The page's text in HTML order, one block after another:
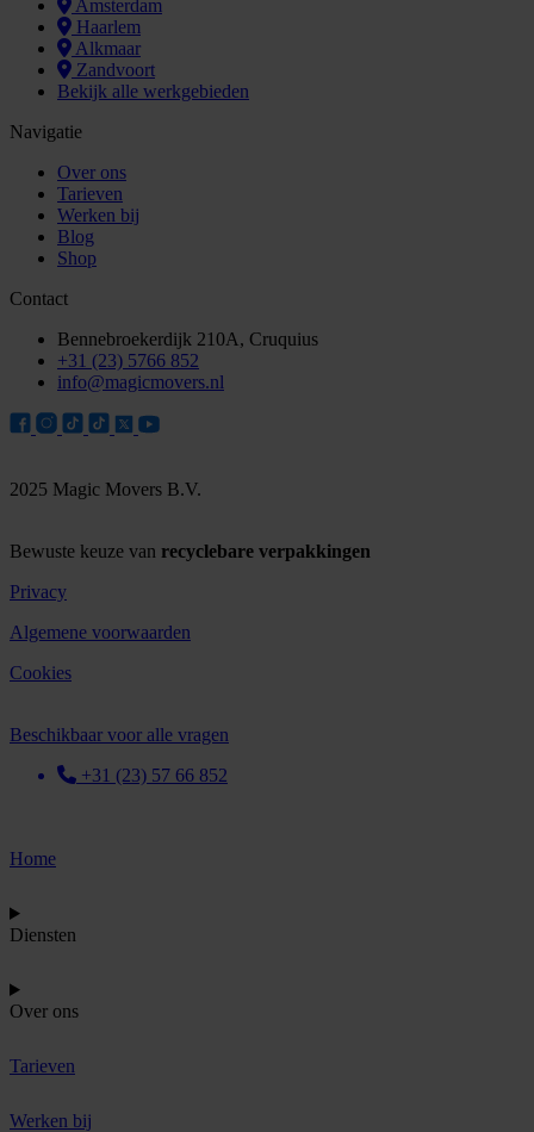
Amsterdam
Haarlem
Alkmaar
Zandvoort
Bekijk alle werkgebieden
Navigatie
Over ons
Tarieven
Werken bij
Blog
Shop
Contact
Bennebroekerdijk 210A, Cruquius
+31 (23) 5766 852
info@magicmovers.nl
2025 Magic Movers B.V.
Bewuste keuze van recyclebare verpakkingen
Privacy
Algemene voorwaarden
Cookies
Beschikbaar voor alle vragen
+31 (23) 57 66 852
Home
Diensten
Over ons
Tarieven
Werken bij